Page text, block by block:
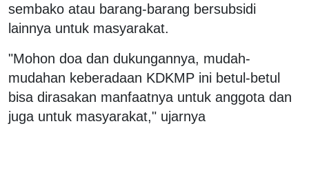
sembako atau barang-barang bersubsidi
lainnya untuk masyarakat.
"Mohon doa dan dukungannya, mudah-
mudahan keberadaan KDKMP ini betul-betul
bisa dirasakan manfaatnya untuk anggota dan
juga untuk masyarakat," ujarnya